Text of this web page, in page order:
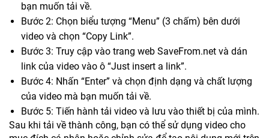
bạn muốn tải về.
Bước 2: Chọn biểu tượng “Menu” (3 chấm) bên dưới
video và chọn “Copy Link”.
Bước 3: Truy cập vào trang web SaveFrom.net và dán
link của video vào ô “Just insert a link”.
Bước 4: Nhấn “Enter” và chọn định dạng và chất lượng
của video mà bạn muốn tải về.
Bước 5: Tiến hành tải video và lưu vào thiết bị của mình.
Sau khi tải về thành công, bạn có thể sử dụng video cho